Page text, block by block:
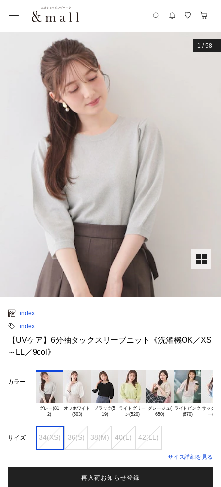
1 /58
index
index
【UVケア】6分袖タックスリーブニット《洗濯機OK／XS
～LL／9col》
カラー
グレー(81
オフホワイト
(503)
ブラック(5
19)
ライトグリー グレージュ( ライトピンク
(670)
サックス
サイズ 34(XS) 36(S) 38(M) 40(L) 42(LL)
サイズ詳細を見る
再入荷お知らせ登録